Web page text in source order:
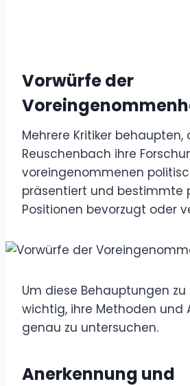
Vorwürfe der
Mehrere Kritiker behaupten,
Reuschenbach ihre
voreingenommenen
präsentiert und bestimmte
Positionen bevorzugt oder
Um diese Behauptungen
wichtig, ihre Methoden und
genau zu untersuchen.
Anerkennung und